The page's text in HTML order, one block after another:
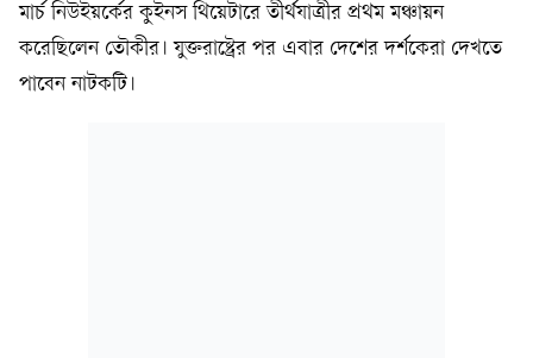
মার্চ নিউইয়র্কের কুইনস থিয়েটারে তীর্থযাত্রীর প্রথম মঞ্চায়ন
করেছিলেন তৌকীর। যুক্তরাষ্ট্রের পর এবার দেশের দর্শকেরা দেখতে
পাবেন নাটকটি।